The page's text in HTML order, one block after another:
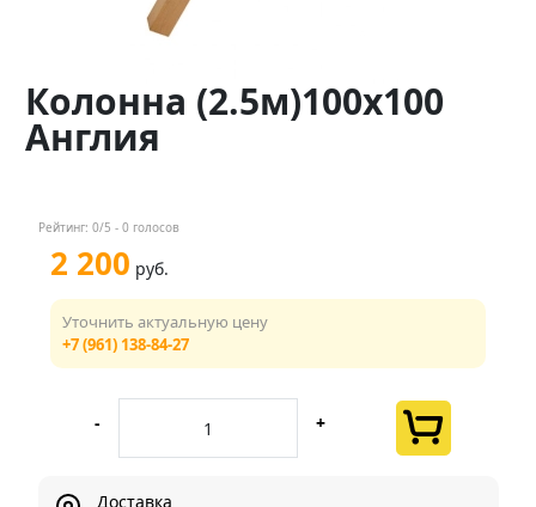
+7 (961) 138-84-27
Колонна (2.5м)100х100
Англия
Рейтинг: 0/5 - 0 голосов
2 200 руб.
Уточнить актуальную цену
+7 (961) 138-84-27
- +
Доставка